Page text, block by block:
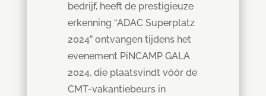
bedrijf, heeft de prestigieuze
erkenning “ADAC Superplatz
2024” ontvangen tijdens het
evenement PiNCAMP GALA
2024, die plaatsvindt vóór de
CMT-vakantiebeurs in